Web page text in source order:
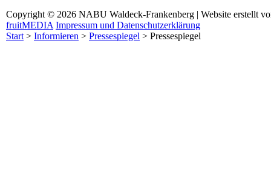
Copyright © 2026 NABU Waldeck-Frankenberg | Website erstellt
fruitMEDIA Impressum und Datenschutzerklärung
Start> Informieren > Pressespiegel > Pressespiegel